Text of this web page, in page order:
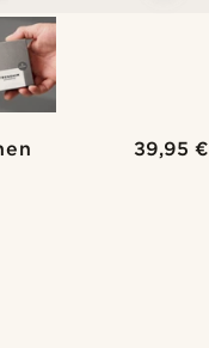
39,95 €